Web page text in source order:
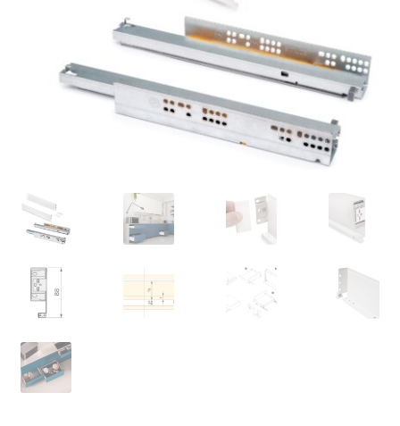
Política de anulación
Protección de datos
Transporte marítimo